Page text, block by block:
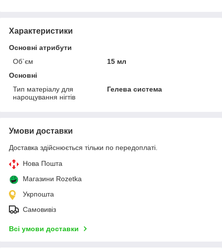
Характеристики
Основні атрибути
Об`єм
15 мл
Основні
Тип матеріалу для
нарощування нігтів
Гелева система
Умови доставки
Доставка здійснюється тільки по передоплаті.
Нова Пошта
Магазини Rozetka
Укрпошта
Самовивіз
Всі умови доставки